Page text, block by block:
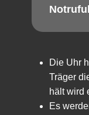
Die Uhr
Träger
hält wird
Es